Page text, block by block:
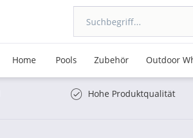
Home Pools Zubehör Outdoor
Hohe Produktqualität